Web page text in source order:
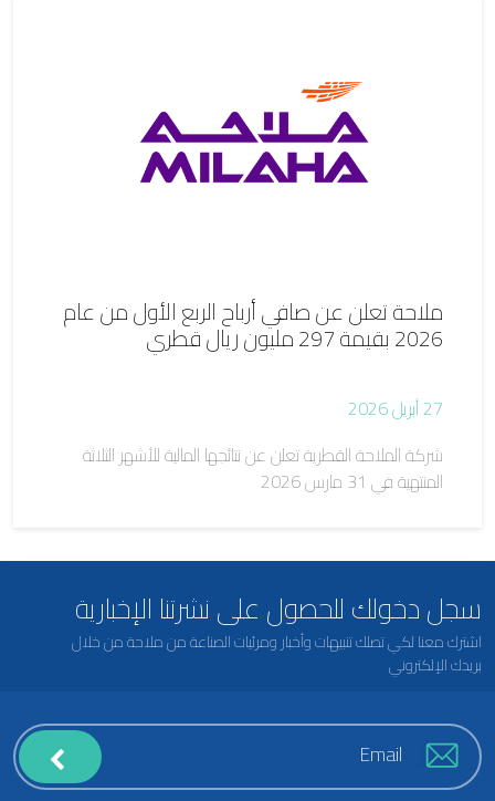
ملاحة تعلن عن صافي أرباح الربع الأول من عام
2026 بقيمة 297 مليون ريال قطري
27 أبريل 2026
شركة الملاحة القطرية تعلن عن نتائجها المالية للأشهر الثلاثة
المنتهية في 31 مارس 2026
سجل دخولك للحصول على نشرتنا الإخبارية
اشترك معنا لكي تصلك تنبيهات وأخبار ومرئيات الصناعة من ملاحة من خلال
بريدك الإلكتروني